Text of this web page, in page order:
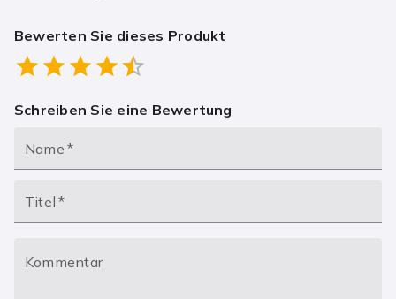
Bewerten Sie dieses Produkt
0.5 Stars
1 Star1.5 Stars
2 Stars
2.5 Stars
3 Stars
3.5 Stars
4 Stars4.5 Stars
5 Stars
Schreiben Sie eine Bewertung
Name *
Titel *
Kommentar